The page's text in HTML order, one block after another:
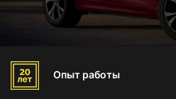
Опыт работы